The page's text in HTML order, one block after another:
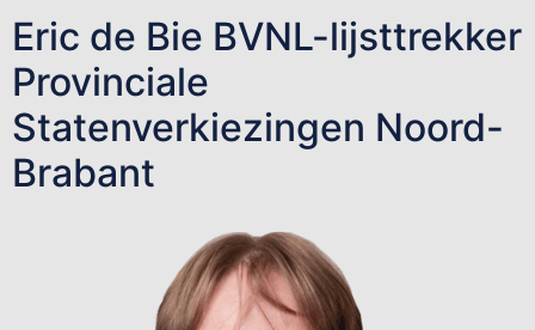
Eric de Bie BVNL-lijsttrekker
Provinciale
Statenverkiezingen Noord-
Brabant